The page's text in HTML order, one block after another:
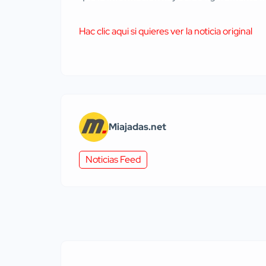
Hac clic aqui si quieres ver la noticia original
Miajadas.net
Noticias Feed